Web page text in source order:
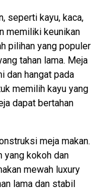
seperti kayu, kaca,
memiliki keunikan
pilihan yang populer
tahan lama. Meja
dan hangat pada
memilih kayu yang
dapat bertahan
meja makan.
yang kokoh dan
mewah luxury
lama dan stabil